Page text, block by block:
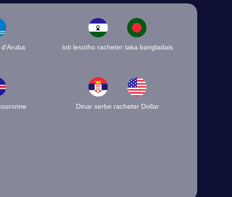
loti lesotho racheter taka bangladais
Dinar serbe racheter Dollar